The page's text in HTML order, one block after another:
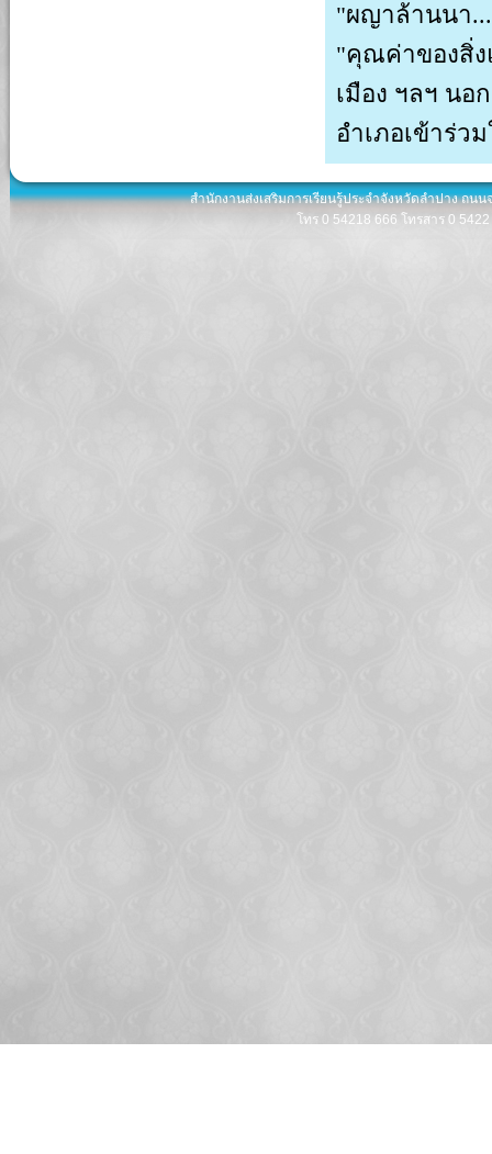
"ผญาล้านนา
"คุณค่าของสิ่ง
เมือง ฯลฯ นอ
อำเภอเข้าร่ว
สำนักงานส่งเสริมการเรียนรู้ประจำจังหวัดลำปาง ถน
โทร 0 54218 666 โทรสาร 0